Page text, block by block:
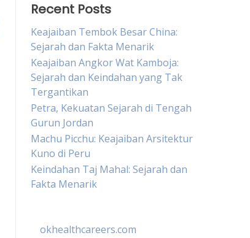
Recent Posts
Keajaiban Tembok Besar China:
Sejarah dan Fakta Menarik
Keajaiban Angkor Wat Kamboja:
Sejarah dan Keindahan yang Tak
Tergantikan
Petra, Kekuatan Sejarah di Tengah
Gurun Jordan
Machu Picchu: Keajaiban Arsitektur
Kuno di Peru
Keindahan Taj Mahal: Sejarah dan
Fakta Menarik
okhealthcareers.com